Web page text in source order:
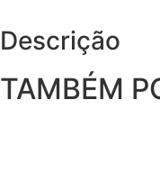
Descrição
TAMBÉM